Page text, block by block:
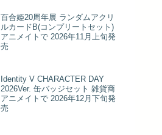
百合姫20周年展 ランダムアクリ
ルカードB(コンプリートセット)
アニメイトで 2026年11月上旬発
売
Identity V CHARACTER DAY
2026Ver. 缶バッジセット 雑貨商
アニメイトで 2026年12月下旬発
売